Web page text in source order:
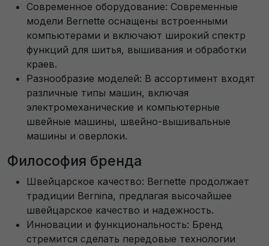
Современное оборудование: Современные
модели Bernette оснащены встроенными
компьютерами и включают широкий спектр
функций для шитья, вышивания и обработки
краев.
Разнообразие моделей: В ассортимент входят
различные типы машин, включая
электромеханические и компьютерные
швейные машины, швейно-вышивальные
машины и оверлоки.
Философия бренда
Швейцарское качество: Bernette продолжает
традиции Bernina, предлагая высочайшее
швейцарское качество и надежность.
Инновации и функциональность: Бренд
стремится сделать передовые технологии